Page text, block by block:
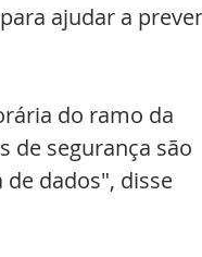
ajudar a
do ramo da
de segurança são
dados", disse